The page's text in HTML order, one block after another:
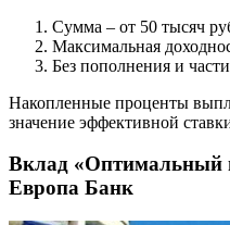
Сумма – от 50 тысяч
Максимальная
Без пополнения и
Накопленные проценты
значение эффективной
Вклад «Оптимальный
Европа Банк